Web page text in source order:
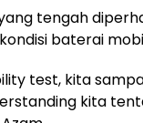
tengah
baterai
test, kita
kita